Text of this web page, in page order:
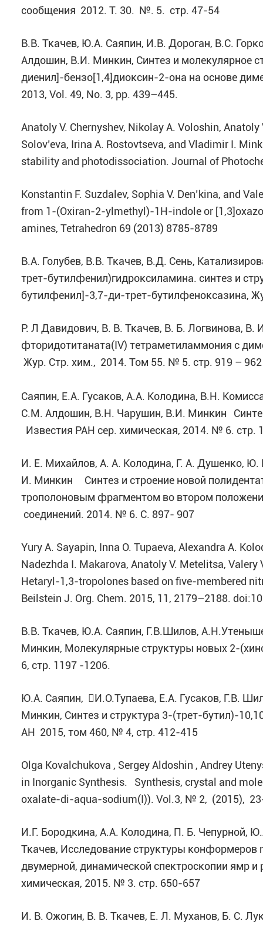
сообщения 2012. Т. 30. №. 5. стр. 47-54
В.В. Ткачев, Ю.А. Саяпин, И.В. Дороган, В.С.
Алдошин, В.И. Минкин, Синтез и молекулярное
диенил]-бензо[1,4]диоксин-2-она на основе
2013, Vol. 49, No. 3, pp. 439–445.
Anatoly V. Chernyshev, Nikolay A. Voloshin,
Solov’eva, Irina A. Rostovtseva, and Vladimir I.
stability and photodissociation. Journal of
Konstantin F. Suzdalev, Sophia V. Den’kina, and
from 1-(Oxiran-2-ylmethyl)-1H-indole or
amines, Tetrahedron 69 (2013) 8785-8789
В.А. Голубев, В.В. Ткачев, В.Д. Сень,
трет-бутилфенил)гидроксиламина. синтез и
бутилфенил]-3,7-ди-трет-бутилфеноксазина,
Р. Л Давидович, В. В. Ткачев, В. Б. Логвинова, В.
фторидотитаната(IV) тетраметиламмония с
Жур. Стр. хим., 2014. Том 55. № 5. стр. 919 – 962
Саяпин, Е.А. Гусаков, А.А. Колодина, В.Н.
С.М. Алдошин, В.Н. Чарушин, В.И. Минкин
Известия РАН сер. химическая, 2014. № 6. стр.
И. Е. Михайлов, А. А. Колодина, Г. А. Душенко,
И. Минкин Синтез и строение новой
трополоновым фрагментом во втором
соединений. 2014. № 6. С. 897- 907
Yury A. Sayapin, Inna O. Tupaeva, Alexandra A.
Nadezhda I. Makarova, Anatoly V. Metelitsa,
Hetaryl-1,3-tropolones based on five-membered
Beilstein J. Org. Chem. 2015, 11, 2179–2188.
В.В. Ткачев, Ю.А. Саяпин, Г.В.Шилов,
Минкин, Молекулярные структуры новых 2-
6, стр. 1197 -1206.
Ю.А. Саяпин, И.О.Тупаева, Е.А. Гусаков, Г.В.
Минкин, Синтез и структура 3-(трет-бутил)-
АН 2015, том 460, № 4, стр. 412-415
Olga Kovalchukova , Sergey Aldoshin , Andrey
in Inorganic Synthesis. Synthesis, crystal and
oxalate-di-aqua-sodium(I)). Vol.3, № 2, (2015),
И.Г. Бородкина, А.А. Колодина, П. Б. Чепурной,
Ткачев, Исследование структуры
двумерной, динамической спектроскопии ямр
химическая, 2015. № 3. стр. 650-657
И. В. Ожогин, В. В. Ткачев, Е. Л. Муханов, Б. С.